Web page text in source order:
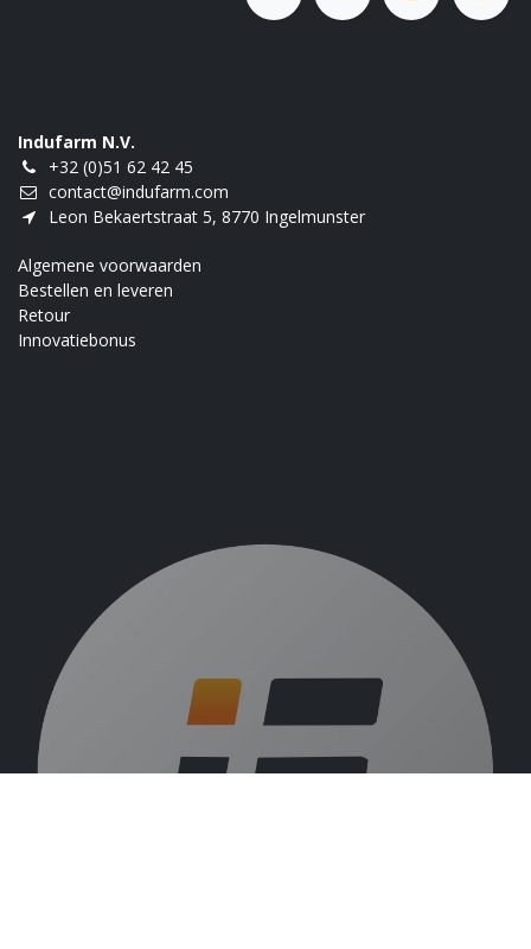
Indufarm N.V.
+32 (0)51 62 42 45
contact@indufarm.com
Leon Bekaertstraat 5, 8770 Ingelmunster
Algemene voorwaarden
Bestellen en leveren
Retour
Innovatiebonus